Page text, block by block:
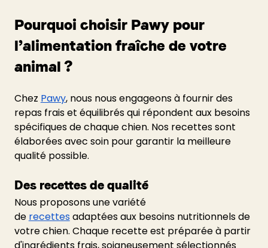
Pourquoi choisir Pawy pour
l’alimentation fraîche de votre
animal ?
Chez Pawy, nous nous engageons à fournir des
repas frais et équilibrés qui répondent aux besoins
spécifiques de chaque chien. Nos recettes sont
élaborées avec soin pour garantir la meilleure
qualité possible.
Des recettes de qualité
Nous proposons une variété
de recettes adaptées aux besoins nutritionnels de
votre chien. Chaque recette est préparée à partir
d'ingrédients frais, soigneusement sélectionnés